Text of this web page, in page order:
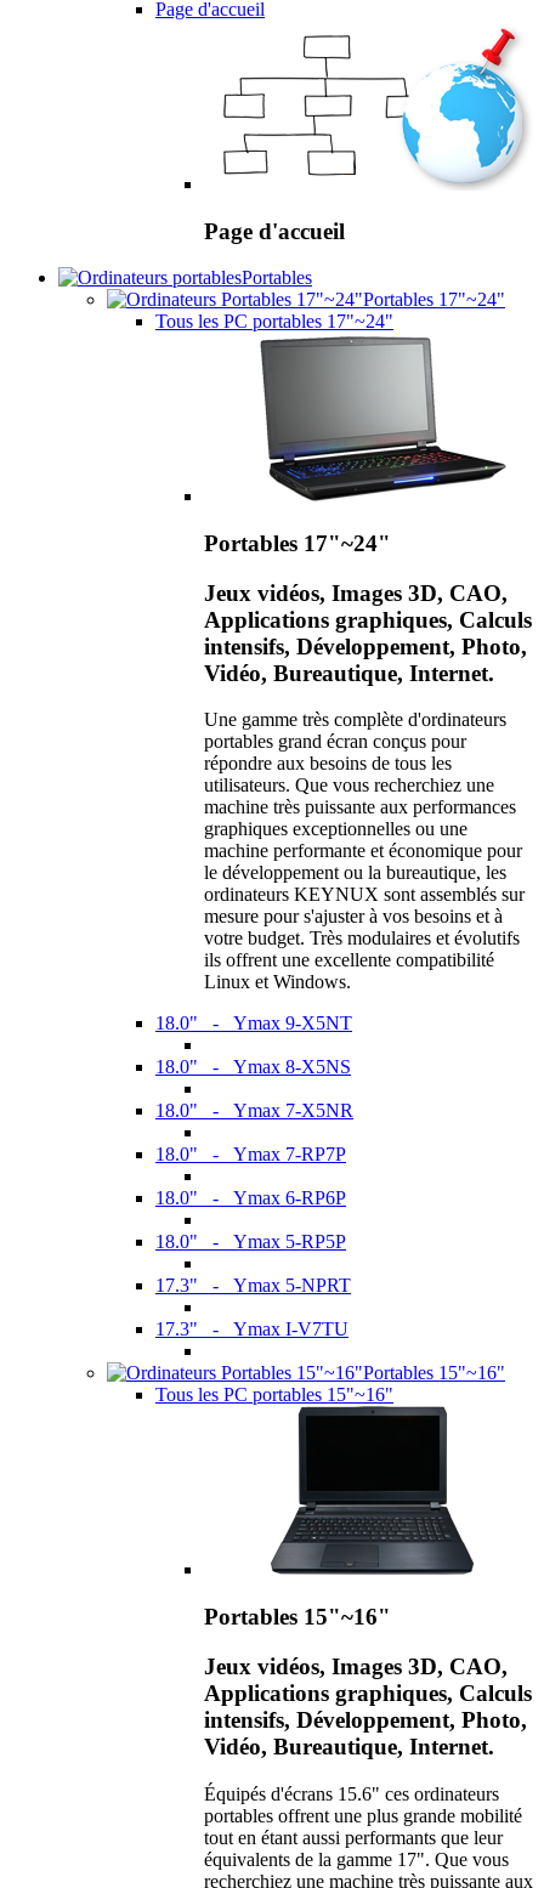
Page d'accueil
Page d'accueil
Portables
Portables 17"~24"
Tous les PC portables 17"~24"
Portables 17"~24"
Jeux vidéos, Images 3D, CAO,
Applications graphiques, Calculs
intensifs, Développement, Photo,
Vidéo, Bureautique, Internet.
Une gamme très complète d'ordinateurs
portables grand écran conçus pour
répondre aux besoins de tous les
utilisateurs. Que vous recherchiez une
machine très puissante aux performances
graphiques exceptionnelles ou une
machine performante et économique pour
le développement ou la bureautique, les
ordinateurs KEYNUX sont assemblés sur
mesure pour s'ajuster à vos besoins et à
votre budget. Très modulaires et évolutifs
ils offrent une excellente compatibilité
Linux et Windows.
18.0" - Ymax 9-X5NT
18.0" - Ymax 8-X5NS
18.0" - Ymax 7-X5NR
18.0" - Ymax 7-RP7P
18.0" - Ymax 6-RP6P
18.0" - Ymax 5-RP5P
17.3" - Ymax 5-NPRT
17.3" - Ymax I-V7TU
Portables 15"~16"
Tous les PC portables 15"~16"
Portables 15"~16"
Jeux vidéos, Images 3D, CAO,
Applications graphiques, Calculs
intensifs, Développement, Photo,
Vidéo, Bureautique, Internet.
Équipés d'écrans 15.6" ces ordinateurs
portables offrent une plus grande mobilité
tout en étant aussi performants que leur
équivalents de la gamme 17". Que vous
recherchiez une machine très puissante aux